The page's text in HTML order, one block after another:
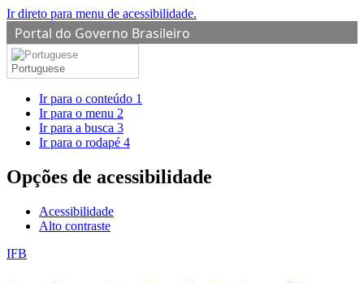
Ir direto para menu de acessibilidade.
Portal do Governo Brasileiro
Portuguese
Ir para o conteúdo 1
Ir para o menu 2
Ir para a busca 3
Ir para o rodapé 4
Opções de acessibilidade
Acessibilidade
Alto contraste
IFB